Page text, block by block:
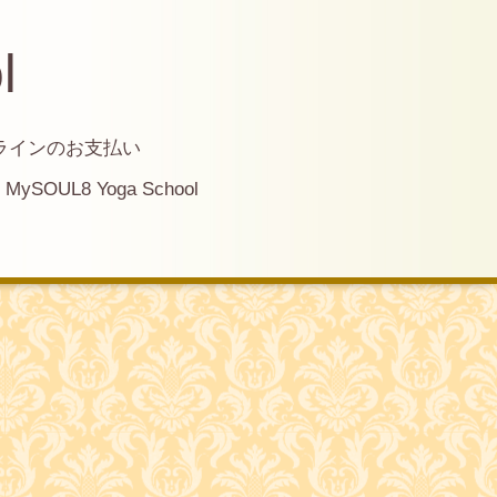
インのお支払い
MySOUL8 Yoga School